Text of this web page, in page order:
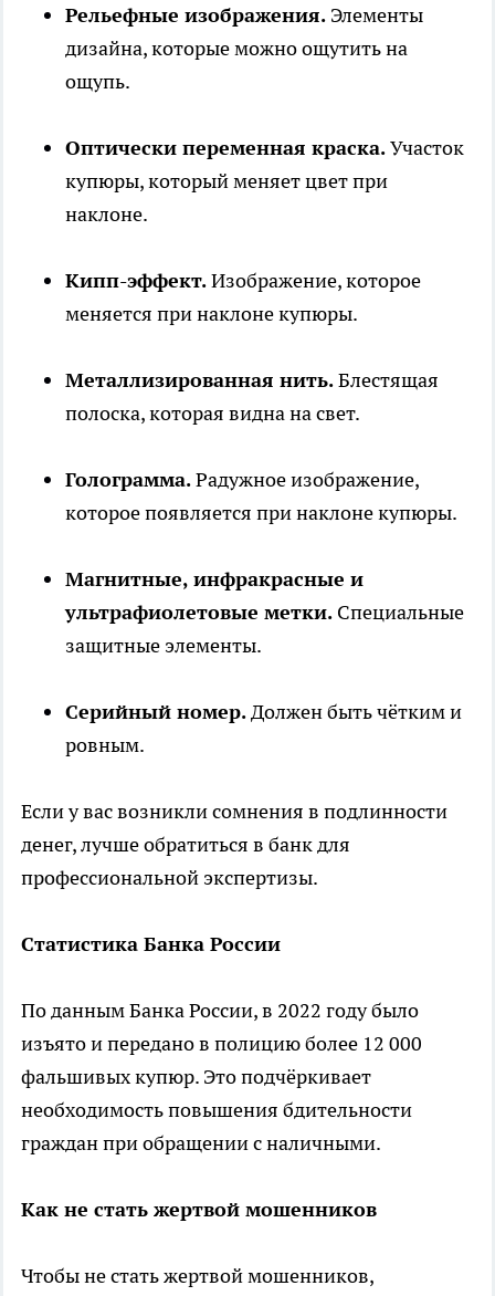
Рельефные изображения. Элементы
дизайна, которые можно ощутить на
ощупь.
Оптически переменная краска.Участок
купюры, который меняет цвет при
наклоне.
Кипп-эффект.Изображение, которое
меняется при наклоне купюры.
Металлизированная нить.Блестящая
полоска, которая видна на свет.
Голограмма.Радужное изображение,
которое появляется при наклоне купюры.
Магнитные, инфракрасные и
ультрафиолетовые метки. Специальные
защитные элементы.
Серийный номер.Должен быть чётким и
ровным.
Если у вас возникли сомнения в подлинности
денег, лучше обратиться в банк для
профессиональной экспертизы.
Статистика Банка России
По данным Банка России, в 2022 году было
изъято и передано в полицию более 12 000
фальшивых купюр. Это подчёркивает
необходимость повышения бдительности
граждан при обращении с наличными.
Как не стать жертвой мошенников
Чтобы не стать жертвой мошенников,